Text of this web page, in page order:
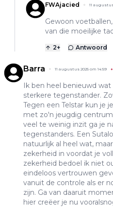
FWAjacied 11 augustus
Gewoon
van die moeilijke
2+ Antwoord
Barra 11 augustus 2025 om 14:59 +
Ik ben heel benieuwd
sterkere tegenstander.
Tegen een Telstar kun je
met zo'n jeugdig
veel te weinig inzit ga je
tegenstanders. Een
natuurlijk al heel wat,
zekerheid in voordat je
zekerheid bedoel ik niet
eindeloos vertrouwen
vanuit de controle als er
zijn. Ga van daaruit
hier creëer je nu